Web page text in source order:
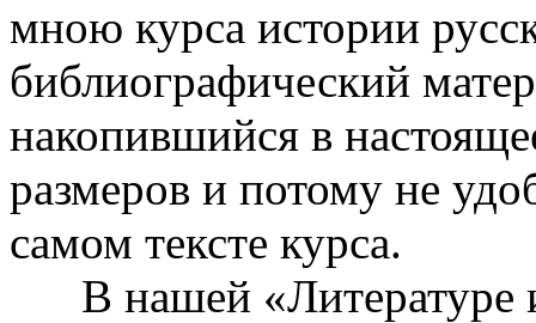
мною курса истории
библиографический
накопившийся в
размеров и потому не
самом тексте курса.
В нашей «Литературе